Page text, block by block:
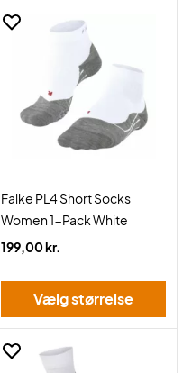
Falke PL4 Short Socks
Women 1-Pack White
199,00 kr.
Vælg størrelse